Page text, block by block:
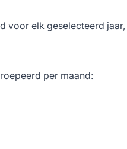
voor elk geselecteerd jaar,
per maand: